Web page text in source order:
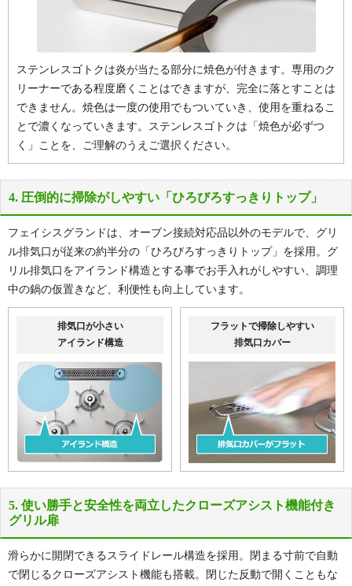
ステンレスゴトクは炎が当たる部分に焼色が付きます。専用のク
リーナーである程度磨くことはできますが、完全に落とすことは
できません。焼色は一度の使用でもついていき、使用を重ねるこ
とで濃くなっていきます。ステンレスゴトクは「焼色が必ずつ
く」ことを、ご理解のうえご選択ください。
4. 圧倒的に掃除がしやすい「ひろびろすっきりトップ」
フェイシスグランドは、オーブン接続対応品以外のモデルで、グリ
ル排気口が従来の約半分の「ひろびろすっきりトップ」を採用。グ
リル排気口をアイランド構造とする事でお手入れがしやすい、調理
中の鍋の仮置きなど、利便性も向上しています。
排気口が小さい
アイランド構造
フラットで掃除しやすい
排気口カバー
5. 使い勝手と安全性を両立したクローズアシスト機能付き
グリル扉
滑らかに開閉できるスライドレール構造を採用。閉まる寸前で自動
で閉じるクローズアシスト機能も搭載。閉じた反動で開くこともな